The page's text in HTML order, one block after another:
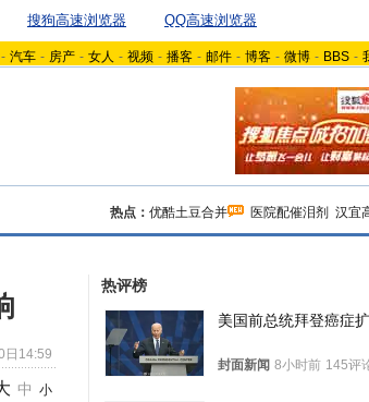
搜狗高速浏览器 QQ高速浏览器
- 汽车 - 房产 - 女人 - 视频 - 播客 - 邮件 - 博客 - 微博 - BBS -
热点： 优酷土豆合并 医院配催泪剂 汉宜
日14:59
中 小
热评榜
美国前总统拜登癌症
封面新闻 8小时前 145评